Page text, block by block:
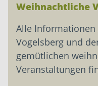
Weihnachtliche
Alle Informationen
Vogelsberg und
gemütlichen
Veranstaltungen